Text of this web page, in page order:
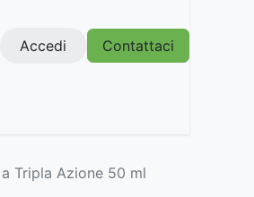
Accedi Contattaci
Tripla Azione 50 ml